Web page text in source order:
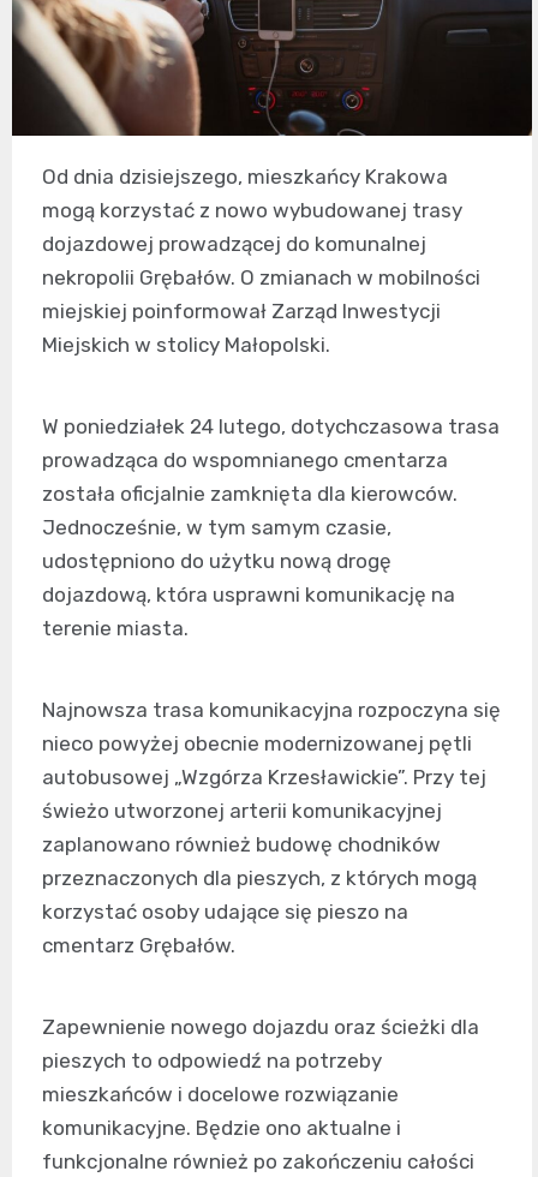
Od dnia dzisiejszego, mieszkańcy Krakowa
mogą korzystać z nowo wybudowanej trasy
dojazdowej prowadzącej do komunalnej
nekropolii Grębałów. O zmianach w mobilności
miejskiej poinformował Zarząd Inwestycji
Miejskich w stolicy Małopolski.
W poniedziałek 24 lutego, dotychczasowa trasa
prowadząca do wspomnianego cmentarza
została oficjalnie zamknięta dla kierowców.
Jednocześnie, w tym samym czasie,
udostępniono do użytku nową drogę
dojazdową, która usprawni komunikację na
terenie miasta.
Najnowsza trasa komunikacyjna rozpoczyna się
nieco powyżej obecnie modernizowanej pętli
autobusowej „Wzgórza Krzesławickie”. Przy tej
świeżo utworzonej arterii komunikacyjnej
zaplanowano również budowę chodników
przeznaczonych dla pieszych, z których mogą
korzystać osoby udające się pieszo na
cmentarz Grębałów.
Zapewnienie nowego dojazdu oraz ścieżki dla
pieszych to odpowiedź na potrzeby
mieszkańców i docelowe rozwiązanie
komunikacyjne. Będzie ono aktualne i
funkcjonalne również po zakończeniu całości